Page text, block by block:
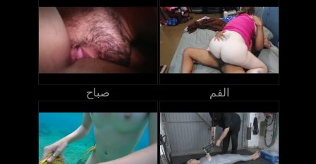
صباح الفم